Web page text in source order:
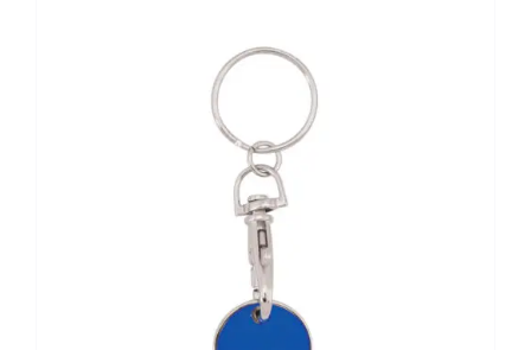
variantes.
Las
opciones
se
pueden
elegir
página
de